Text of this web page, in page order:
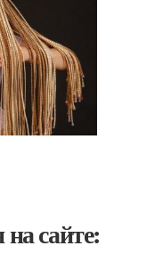
сайте: